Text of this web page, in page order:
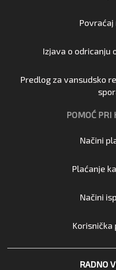
Povraćaj
Izjava o odricanju
Predlog za vansudsko
POMOĆ PRI
Načini
Plaćanje
Načini
Korisnička
RADNO